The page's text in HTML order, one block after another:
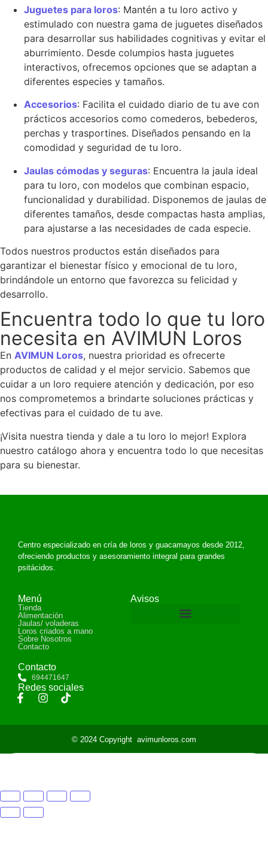
Juguetes para loros: Mantén a tu loro activo y
estimulado con nuestra gama de juguetes diseñados
para desarrollar sus habilidades cognitivas y evitar el
aburrimiento. Desde columpios hasta juguetes
interactivos, ofrecemos opciones que se adaptan a
diferentes especies y tamaños.
Accesorios: Facilita el cuidado diario de tu ave con
prácticos accesorios como comederos, bebederos,
perchas y trasportines. Diseñados pensando en la
comodidad y seguridad de tu loro.
Jaulas cómodas y seguras: Encuentra la jaula ideal
para tu loro, con modelos que combinan espacio,
funcionalidad y durabilidad. Disponemos de jaulas de
diferentes tamaños, desde compactas hasta amplias,
para ajustarse a las necesidades de cada especie.
Todos nuestros productos están diseñados para
garantizar el bienestar físico y emocional de tu loro,
brindándole un entorno que favorezca su felicidad y
desarrollo.
Encuentra todo lo que tu loro
necesita en AVIMUN Loros
En AVIMUN Loros, nuestra prioridad es ofrecerte
productos de calidad y el mejor servicio. Sabemos que
cuidar a un loro requiere atención y dedicación, por eso
nos comprometemos a brindarte soluciones prácticas y
efectivas para el cuidado de tu ave.
¡Visita nuestra tienda y dale a tu loro lo mejor! Explora
nuestro catálogo ahora y encuentra todo lo que necesitas
para su bienestar.
Centro especializado en cría de loros y guacamayos desde 2012,
ofreciendo productos y asesoramiento integral para grandes
psitácidos.
Menú
Tienda
Alimentación
Jaulas/ voladeras
Loros criados a mano
Sobre Nosotros
Contacto
Avisos
Contacto
694471647
Redes sociales
© 2024 Copyright avimunloros.com